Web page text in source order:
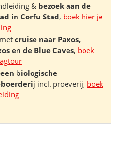
& bezoek aan de
in Corfu Stad, boek hier je
cruise naar Paxos,
en de Blue Caves, boek
biologische
incl. proeverij, boek